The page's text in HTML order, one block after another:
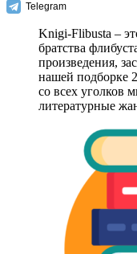
Telegram
Knigi-Flibusta –
братства
произведения,
нашей подборке
со всех уголков
литературные